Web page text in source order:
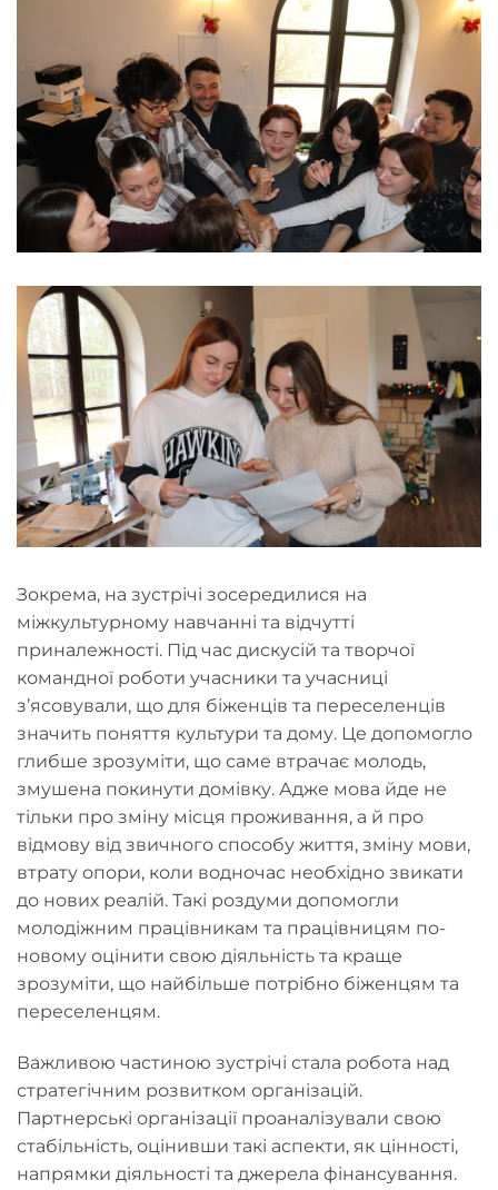
Зокрема, на зустрічі зосередилися на
міжкультурному навчанні та відчутті
приналежності. Під час дискусій та творчої
командної роботи учасники та учасниці
з’ясовували, що для біженців та переселенців
значить поняття культури та дому. Це допомогло
глибше зрозуміти, що саме втрачає молодь,
змушена покинути домівку. Адже мова йде не
тільки про зміну місця проживання, а й про
відмову від звичного способу життя, зміну мови,
втрату опори, коли водночас необхідно звикати
до нових реалій. Такі роздуми допомогли
молодіжним працівникам та працівницям по-
новому оцінити свою діяльність та краще
зрозуміти, що найбільше потрібно біженцям та
переселенцям.
Важливою частиною зустрічі стала робота над
стратегічним розвитком організацій.
Партнерські організації проаналізували свою
стабільність, оцінивши такі аспекти, як цінності,
напрямки діяльності та джерела фінансування.